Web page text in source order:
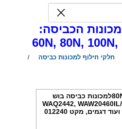
הכביסה:
60N, 80N,
חלקי חילוף למכונות כביסה
סט 3 בולמים 80Nלמכונות כביסה בוש
WAQ2442,